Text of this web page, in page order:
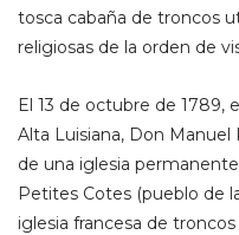
tosca cabaña de troncos
religiosas de la orden de
El 13 de octubre de 1789,
Alta Luisiana, Don
de una iglesia
Petites Cotes (pueblo de
iglesia francesa de